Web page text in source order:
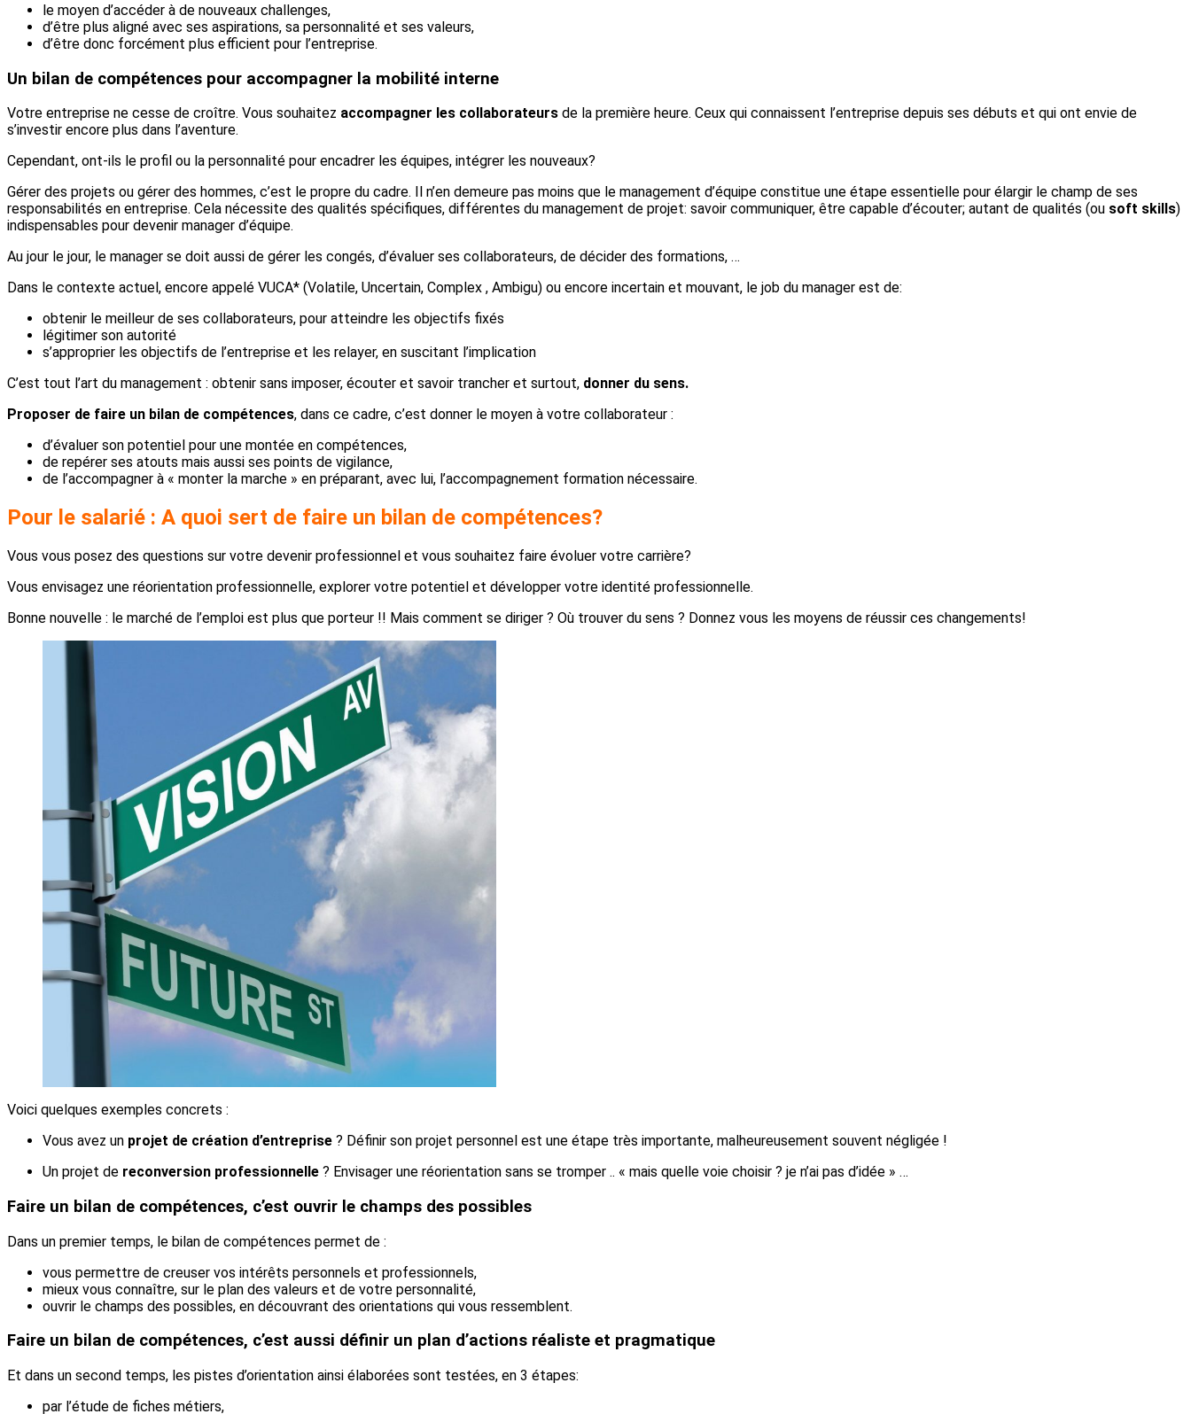
le moyen d’accéder à de nouveaux challenges,
d’être plus aligné avec ses aspirations, sa personnalité et ses valeurs,
d’être donc forcément plus efficient pour l’entreprise.
Un bilan de compétences pour accompagner la mobilité interne
Votre entreprise ne cesse de croître. Vous souhaitez accompagner les collaborateurs de la première heure. Ceux qui connaissent l’entreprise depuis ses débuts et qui ont envie de
s’investir encore plus dans l’aventure.
Cependant, ont-ils le profil ou la personnalité pour encadrer les équipes, intégrer les nouveaux?
Gérer des projets ou gérer des hommes, c’est le propre du cadre. Il n’en demeure pas moins que le management d’équipe constitue une étape essentielle pour élargir le champ de ses
responsabilités en entreprise. Cela nécessite des qualités spécifiques, différentes du management de projet: savoir communiquer, être capable d’écouter; autant de qualités (ou soft skills)
indispensables pour devenir manager d’équipe.
Au jour le jour, le manager se doit aussi de gérer les congés, d’évaluer ses collaborateurs, de décider des formations, …
Dans le contexte actuel, encore appelé VUCA* (Volatile, Uncertain, Complex , Ambigu) ou encore incertain et mouvant, le job du manager est de:
obtenir le meilleur de ses collaborateurs, pour atteindre les objectifs fixés
légitimer son autorité
s’approprier les objectifs de l’entreprise et les relayer, en suscitant l’implication
C’est tout l’art du management : obtenir sans imposer, écouter et savoir trancher et surtout, donner du sens.
Proposer de faire un bilan de compétences, dans ce cadre, c’est donner le moyen à votre collaborateur :
d’évaluer son potentiel pour une montée en compétences,
de repérer ses atouts mais aussi ses points de vigilance,
de l’accompagner à « monter la marche » en préparant, avec lui, l’accompagnement formation nécessaire.
Pour le salarié : A quoi sert de faire un bilan de compétences?
Vous vous posez des questions sur votre devenir professionnel et vous souhaitez faire évoluer votre carrière?
Vous envisagez une réorientation professionnelle, explorer votre potentiel et développer votre identité professionnelle.
Bonne nouvelle : le marché de l’emploi est plus que porteur !! Mais comment se diriger ? Où trouver du sens ? Donnez vous les moyens de réussir ces changements!
Voici quelques exemples concrets :
Vous avez un projet de création d’entreprise ? Définir son projet personnel est une étape très importante, malheureusement souvent négligée !
Un projet de reconversion professionnelle ? Envisager une réorientation sans se tromper .. « mais quelle voie choisir ? je n’ai pas d’idée » …
Faire un bilan de compétences, c’est ouvrir le champs des possibles
Dans un premier temps, le bilan de compétences permet de :
vous permettre de creuser vos intérêts personnels et professionnels,
mieux vous connaître, sur le plan des valeurs et de votre personnalité,
ouvrir le champs des possibles, en découvrant des orientations qui vous ressemblent.
Faire un bilan de compétences, c’est aussi définir un plan d’actions réaliste et pragmatique
Et dans un second temps, les pistes d’orientation ainsi élaborées sont testées, en 3 étapes:
par l’étude de fiches métiers,